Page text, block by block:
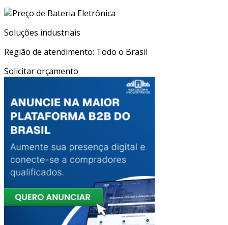
Soluções industriais
Região de atendimento: Todo o Brasil
Solicitar orçamento